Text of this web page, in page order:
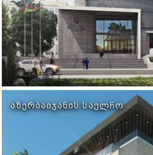
ᲐᲖᲔᲠᲑᲐᲘᲯᲐᲜᲘᲡ ᲡᲐᲔᲚᲩᲝ